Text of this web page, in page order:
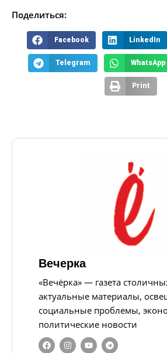
Поделиться:
Facebook LinkedIn
Telegram WhatsApp
Print
Вечерка
«Вечёрка» — газета
актуальные материалы,
социальные проблемы,
политические новости